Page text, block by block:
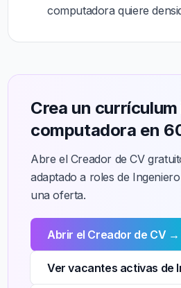
computadora quiere
Crea un
computadora en
Abre el Creador de CV
adaptado a roles de
una oferta.
Abrir el Creador de CV →
Ver vacantes activas de